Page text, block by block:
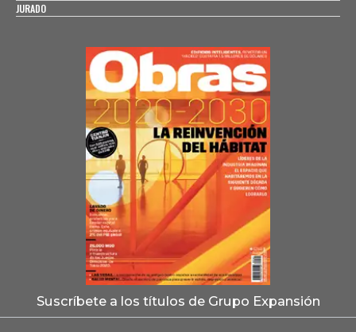
JURADO
Suscríbete a los títulos de Grupo Expansión